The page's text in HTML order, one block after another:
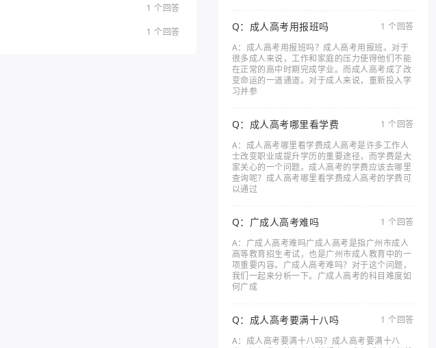
1 个回答
1 个回答 Q：成人高考用报班吗
1 个回答
A：成人高考用报班吗？成人高考用报班。对于
很多成人来说，工作和家庭的压力使得他们不能
在正常的高中时期完成学业。而成人高考成了改
变命运的一道通道。对于成人来说，重新投入学
习并参
Q：成人高考哪里看学费
1 个回答
A：成人高考哪里看学费成人高考是许多工作人
士改变职业或提升学历的重要途径，而学费是大
家关心的一个问题。成人高考的学费应该去哪里
查询呢？成人高考哪里看学费成人高考的学费可
以通过
Q：广成人高考难吗
1 个回答
A：广成人高考难吗广成人高考是指广州市成人
高等教育招生考试，也是广州市成人教育中的一
项重要内容。广成人高考难吗？对于这个问题，
我们一起来分析一下。广成人高考的科目难度如
何广成
Q：成人高考要满十八吗
1 个回答
A：成人高考要满十八吗？成人高考要满十八